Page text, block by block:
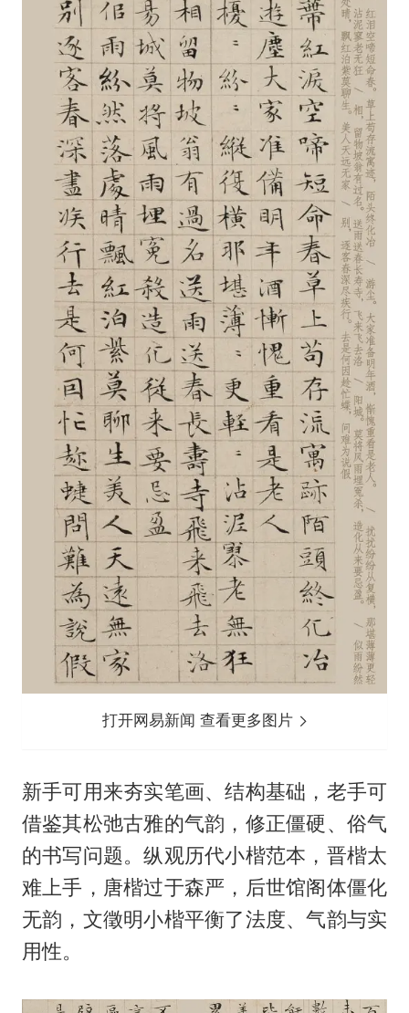
打开网易新闻 查看更多图片
新手可用来夯实笔画、结构基础，老手可
借鉴其松弛古雅的气韵，修正僵硬、俗气
的书写问题。纵观历代小楷范本，晋楷太
难上手，唐楷过于森严，后世馆阁体僵化
无韵，文徵明小楷平衡了法度、气韵与实
用性。